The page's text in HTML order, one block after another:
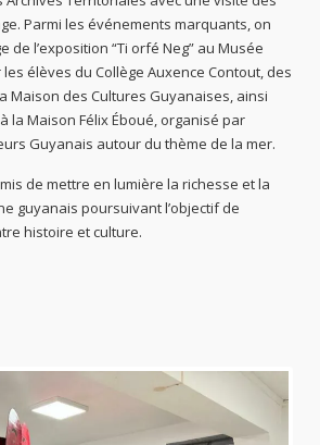
Parmi les événements marquants, on
de l’exposition “Ti orfé Neg” au Musée
élèves du Collège Auxence Contout, des
Maison des Cultures Guyanaises, ainsi
la Maison Félix Éboué, organisé par
Guyanais autour du thème de la mer.
de mettre en lumière la richesse et la
guyanais poursuivant l’objectif de
histoire et culture.